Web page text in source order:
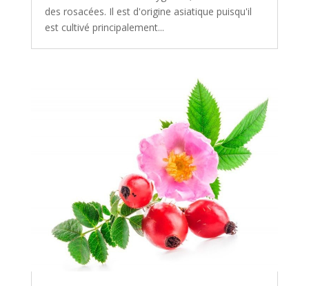
des rosacées. Il est d'origine asiatique puisqu'il
est cultivé principalement...